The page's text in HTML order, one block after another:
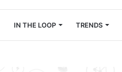
IN THE LOOP TRENDS